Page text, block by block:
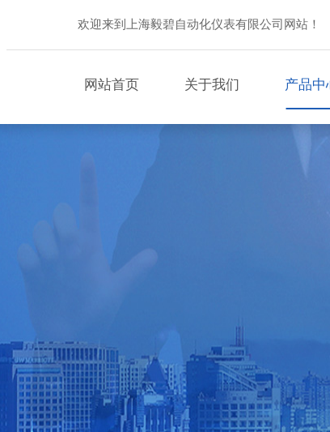
欢迎来到上海毅碧自动化仪表有限公司网站！
网站首页 关于我们 产品中